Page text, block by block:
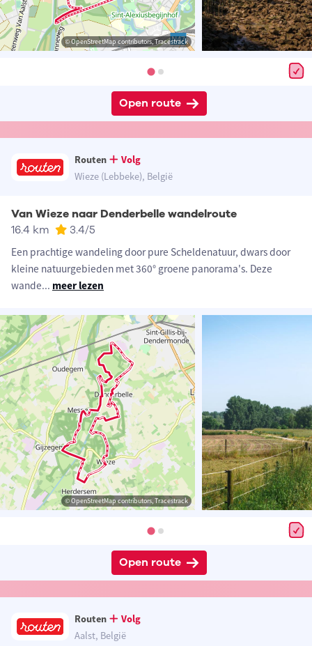
© OpenStreetMap contributors, Tracestrack
Open route
Routen
Volg
Wieze (Lebbeke), België
Van Wieze naar Denderbelle wandelroute
16.4 km 3.4/5
Een prachtige wandeling door pure Scheldenatuur, dwars door
kleine natuurgebieden met 360° groene panorama's. Deze
wande... meer lezen
© OpenStreetMap contributors, Tracestrack
Open route
Routen
Volg
Aalst, België